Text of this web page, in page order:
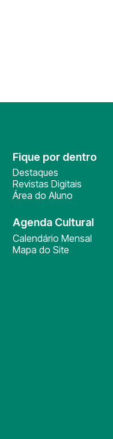
Fique por dentro
Destaques
Revistas Digitais
Área do Aluno
Agenda Cultural
Calendário Mensal
Mapa do Site